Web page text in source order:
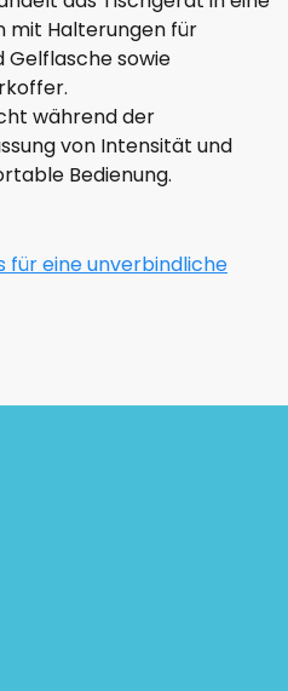
mit Halterungen für
Gelflasche sowie
während der
von Intensität und
Bedienung.
für eine unverbindliche